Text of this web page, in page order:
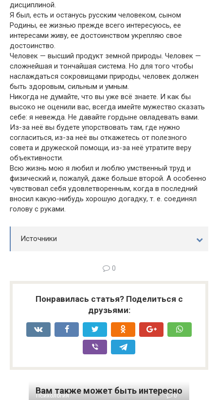
дисциплиной.
Я был, есть и останусь русским человеком, сыном
Родины, ее жизнью прежде всего интересуюсь, ее
интересами живу, ее достоинством укрепляю свое
достоинство.
Человек — высший продукт земной природы. Человек —
сложнейшая и тончайшая система. Но для того чтобы
наслаждаться сокровищами природы, человек должен
быть здоровым, сильным и умным.
Никогда не думайте, что вы уже всё знаете. И как бы
высоко не оценили вас, всегда имейте мужество сказать
себе: я невежда. Не давайте гордыне овладевать вами.
Из-за неё вы будете упорствовать там, где нужно
согласиться, из-за неё вы откажетесь от полезного
совета и дружеской помощи, из-за неё утратите веру
объективности.
Всю жизнь мою я любил и люблю умственный труд и
физический и, пожалуй, даже больше второй. А особенно
чувствовал себя удовлетворенным, когда в последний
вносил какую-нибудь хорошую догадку, т. е. соединял
голову с руками.
Источники
0
Понравилась статья? Поделиться с
друзьями:
Вам также может быть интересно
Психология 0